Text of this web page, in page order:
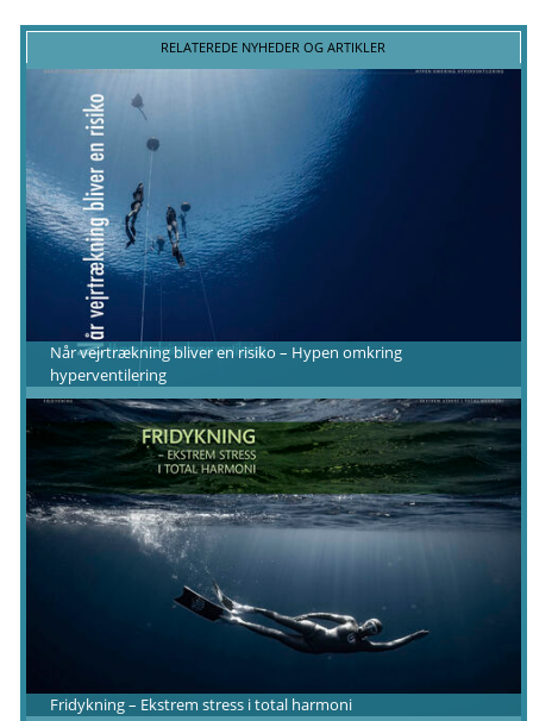
RELATEREDE NYHEDER OG ARTIKLER
Når vejrtrækning bliver en risiko – Hypen omkring
hyperventilering
Fridykning – Ekstrem stress i total harmoni